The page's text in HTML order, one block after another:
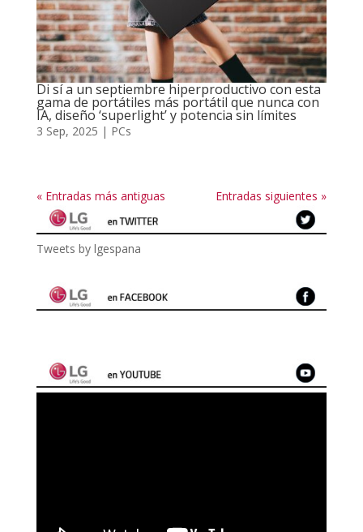
Di sí a un septiembre hiperproductivo con esta
gama de portátiles más portátil que nunca con
IA, diseño ‘superlight’ y potencia sin límites
3 Sep, 2025 | PCs
« Entradas más antiguas Entradas siguientes »
Tweets by lgespana